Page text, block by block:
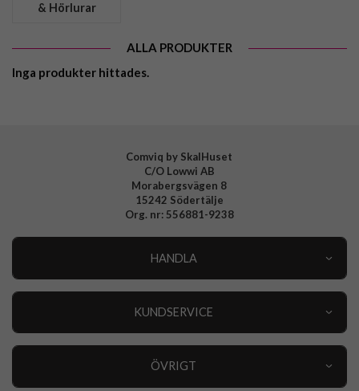
& Hörlurar
ALLA PRODUKTER
Inga produkter hittades.
Comviq by SkalHuset
C/O Lowwi AB
Morabergsvägen 8
15242 Södertälje
Org. nr: 556881-9238
HANDLA
KUNDSERVICE
ÖVRIGT